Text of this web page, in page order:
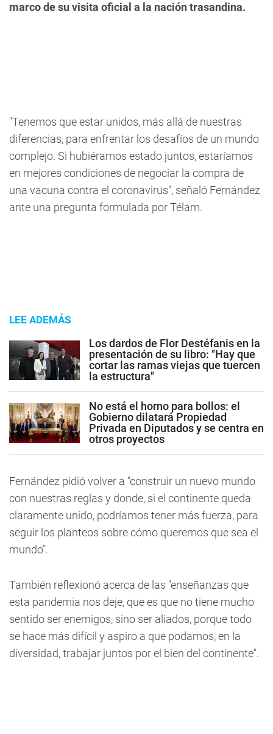
marco de su visita oficial a la nación trasandina.
"Tenemos que estar unidos, más allá de nuestras
diferencias, para enfrentar los desafíos de un mundo
complejo. Si hubiéramos estado juntos, estaríamos
en mejores condiciones de negociar la compra de
una vacuna contra el coronavirus", señaló Fernández
ante una pregunta formulada por Télam.
LEE ADEMÁS
Los dardos de Flor Destéfanis en la
presentación de su libro: "Hay que
cortar las ramas viejas que tuercen
la estructura"
No está el horno para bollos: el
Gobierno dilatará Propiedad
Privada en Diputados y se centra en
otros proyectos
Fernández pidió volver a "construir un nuevo mundo
con nuestras reglas y donde, si el continente queda
claramente unido, podríamos tener más fuerza, para
seguir los planteos sobre cómo queremos que sea el
mundo".
También reflexionó acerca de las "enseñanzas que
esta pandemia nos deje, que es que no tiene mucho
sentido ser enemigos, sino ser aliados, porque todo
se hace más difícil y aspiro a que podamos, en la
diversidad, trabajar juntos por el bien del continente".